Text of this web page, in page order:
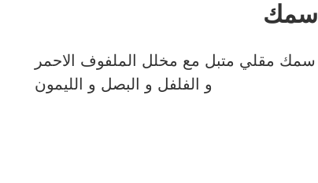
سمك
سمك مقلي متبل مع مخلل الملفوف الاحمر
و الفلفل و البصل و الليمون